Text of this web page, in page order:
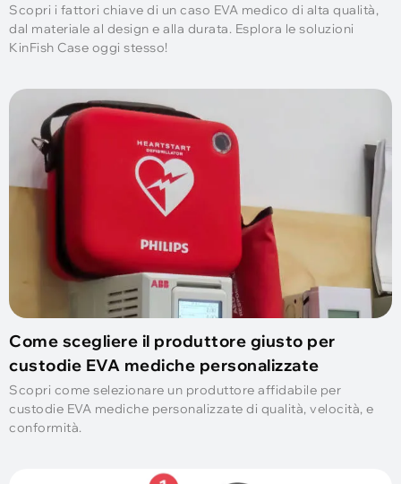
Scopri i fattori chiave di un caso EVA medico di alta qualità,
dal materiale al design e alla durata. Esplora le soluzioni
KinFish Case oggi stesso!
Come scegliere il produttore giusto per
custodie EVA mediche personalizzate
Scopri come selezionare un produttore affidabile per
custodie EVA mediche personalizzate di qualità, velocità, e
conformità.